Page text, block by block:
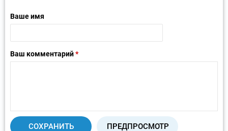
Ваше имя
Ваш комментарий*